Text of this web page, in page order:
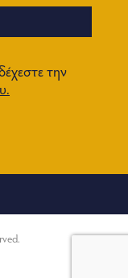
την